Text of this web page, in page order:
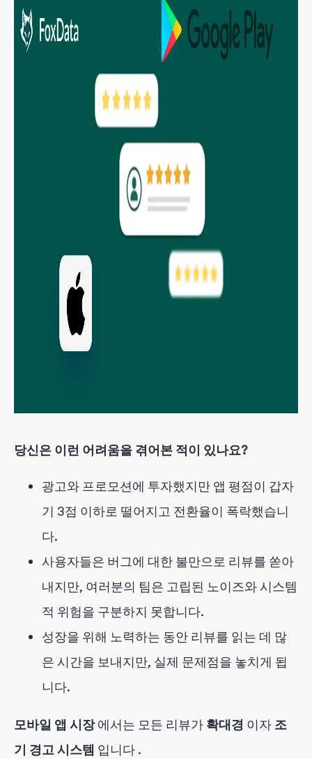
당신은 이런 어려움을 겪어본 적이 있나요?
광고와 프로모션에 투자했지만 앱 평점이 갑자
기 3점 이하로 떨어지고 전환율이 폭락했습니
다.
사용자들은 버그에 대한 불만으로 리뷰를 쏟아
내지만, 여러분의 팀은 고립된 노이즈와 시스템
적 위험을 구분하지 못합니다.
성장을 위해 노력하는 동안 리뷰를 읽는 데 많
은 시간을 보내지만, 실제 문제점을 놓치게 됩
니다.
모바일 앱 시장 에서는 모든 리뷰가 확대경 이자 조
기 경고 시스템 입니다 .